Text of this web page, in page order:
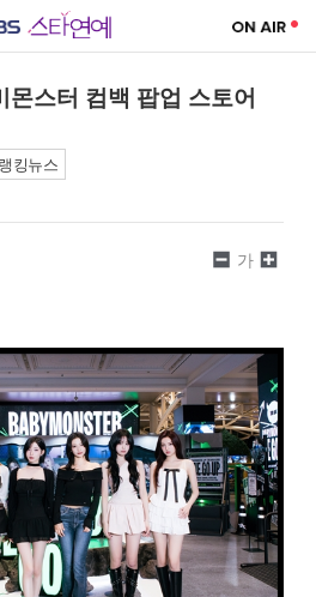
몬스터 컴백 팝업 스토어
랭킹뉴스
가